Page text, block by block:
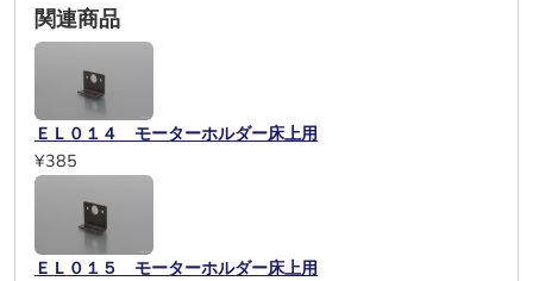
関連商品
ＥＬ０１４ モーターホルダー床上用
¥385
ＥＬ０１５ モーターホルダー床上用